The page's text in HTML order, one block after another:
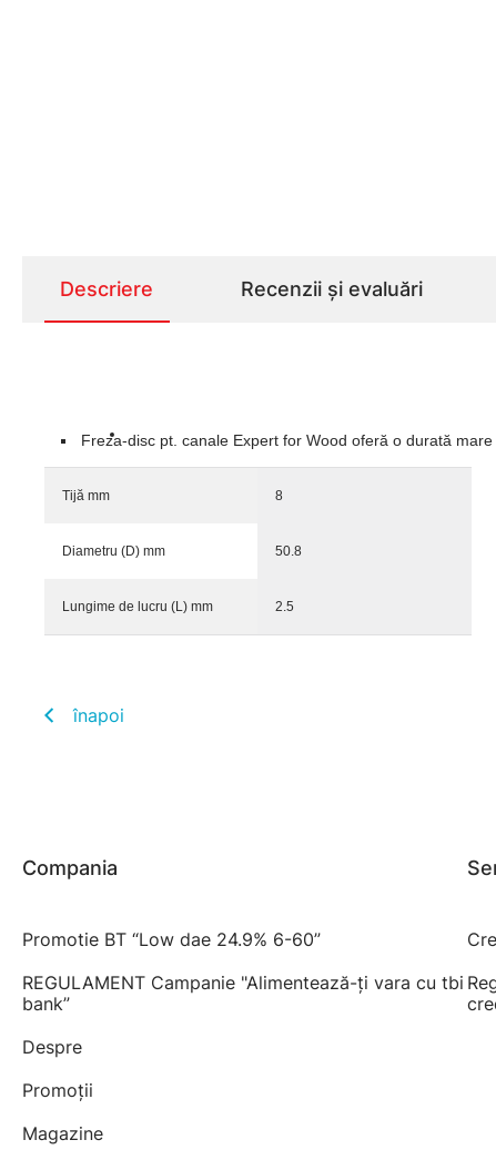
Descriere Recenzii și evaluări
Freza-disc pt. canale Expert for Wood oferă o durată
Tijă mm 8
Diametru (D) mm 50.8
Lungime de lucru (L) mm 2.5
înapoi
Compania
Promotie BT “Low dae 24.9% 6-60”
REGULAMENT Campanie "Alimentează-ți vara cu tbi
bank”
Despre
Promoții
Magazine